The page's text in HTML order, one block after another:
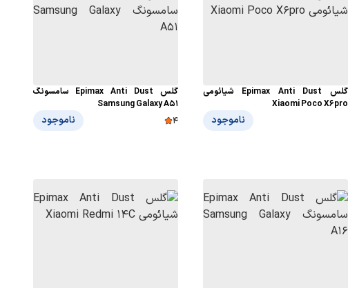
گلس Epimax Anti Dust شیائومی
Xiaomi Poco X6pro
ناموجود
گلس Epimax Anti Dust سامسونگ
Samsung Galaxy A51
4
ناموجود